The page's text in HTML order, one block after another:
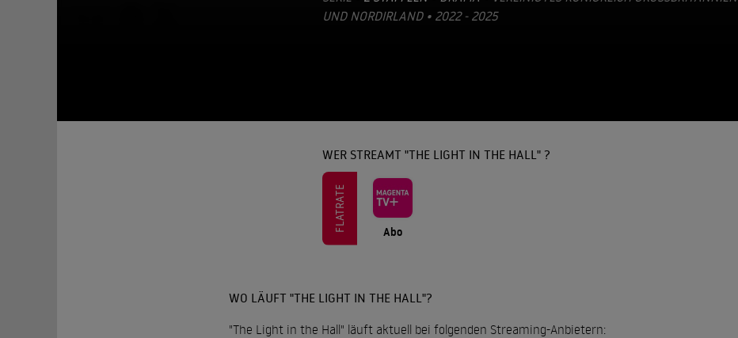
ND NORDIRLAND • 2022 - 2025
WER STREAMT "THE LIGHT IN THE HALL" ?
FLATRATE Abo
WO LÄUFT "THE LIGHT IN THE HALL"?
"The Light in the Hall" läuft aktuell bei folgenden Streaming-Anbietern: